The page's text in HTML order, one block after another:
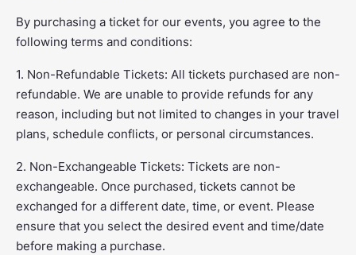
By purchasing a ticket for our events, you agree to the
following terms and conditions:
1. Non-Refundable Tickets: All tickets purchased are non-
refundable. We are unable to provide refunds for any
reason, including but not limited to changes in your travel
plans, schedule conflicts, or personal circumstances.
2. Non-Exchangeable Tickets: Tickets are non-
exchangeable. Once purchased, tickets cannot be
exchanged for a different date, time, or event. Please
ensure that you select the desired event and time/date
before making a purchase.